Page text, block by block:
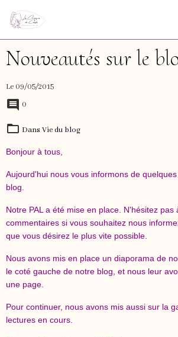
Nouveautés sur le
Le 09/05/2015
0
Dans Vie du blog
Bonjour à tous,
Aujourd'hui nous vous informons de
blog.
Notre PAL a été mise en place. N'hésitez pas
commentaires si vous souhaitez nous
que vous désirez le plus vite possible.
Nous avons mis en place un diaporama de
le coté gauche de notre blog, et nous leur
une page.
Pour continuer, nous avons mis aussi sur la
lectures en cours.